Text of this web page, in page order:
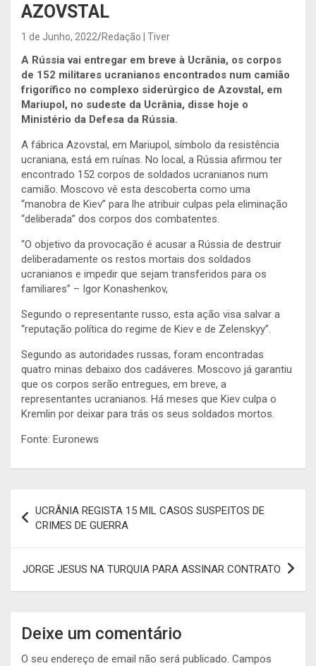
AZOVSTAL
1 de Junho, 2022 Redação | Tiver
A Rússia vai entregar em breve à Ucrânia, os corpos
de 152 militares ucranianos encontrados num camião
frigorífico no complexo siderúrgico de Azovstal, em
Mariupol, no sudeste da Ucrânia, disse hoje o
Ministério da Defesa da Rússia.
A fábrica Azovstal, em Mariupol, símbolo da resistência
ucraniana, está em ruínas. No local, a Rússia afirmou ter
encontrado 152 corpos de soldados ucranianos num
camião. Moscovo vê esta descoberta como uma
“manobra de Kiev” para lhe atribuir culpas pela eliminação
“deliberada” dos corpos dos combatentes.
“O objetivo da provocação é acusar a Rússia de destruir
deliberadamente os restos mortais dos soldados
ucranianos e impedir que sejam transferidos para os
familiares” – Igor Konashenkov,
Segundo o representante russo, esta ação visa salvar a
“reputação política do regime de Kiev e de Zelenskyy”.
Segundo as autoridades russas, foram encontradas
quatro minas debaixo dos cadáveres. Moscovo já garantiu
que os corpos serão entregues, em breve, a
representantes ucranianos. Há meses que Kiev culpa o
Kremlin por deixar para trás os seus soldados mortos.
Fonte: Euronews
Navegação
de
artigos
UCRÂNIA REGISTA 15 MIL CASOS SUSPEITOS DE
CRIMES DE GUERRA
JORGE JESUS NA TURQUIA PARA ASSINAR CONTRATO
Deixe um comentário
O seu endereço de email não será publicado. Campos